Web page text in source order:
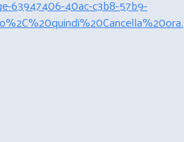
63947406-40ac-c3b8-57b9-